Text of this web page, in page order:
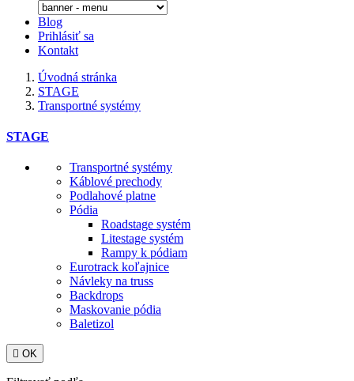
Blog
Prihlásiť sa
Kontakt
Úvodná stránka
STAGE
Transportné systémy
STAGE
Transportné systémy
Káblové prechody
Podlahové platne
Pódia
Roadstage systém
Litestage systém
Rampy k pódiam
Eurotrack koľajnice
Návleky na truss
Backdrops
Maskovanie pódia
Baletizol
 OK